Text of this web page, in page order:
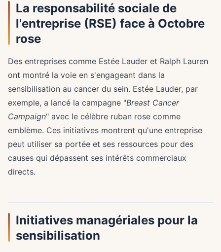
La responsabilité sociale de
l'entreprise (RSE) face à Octobre
rose
Des entreprises comme Estée Lauder et Ralph Lauren
ont montré la voie en s'engageant dans la
sensibilisation au cancer du sein. Estée Lauder, par
exemple, a lancé la campagne "Breast Cancer
Campaign" avec le célèbre ruban rose comme
emblème. Ces initiatives montrent qu'une entreprise
peut utiliser sa portée et ses ressources pour des
causes qui dépassent ses intérêts commerciaux
directs.
Initiatives managériales pour la
sensibilisation